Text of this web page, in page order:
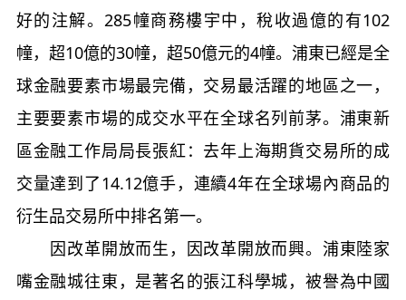
好的注解。285幢商務樓宇中，稅收過億的有102
幢，超10億的30幢，超50億元的4幢。浦東已經是全
球金融要素市場最完備，交易最活躍的地區之一，
主要要素市場的成交水平在全球名列前茅。浦東新
區金融工作局局長張紅： 去年上海期貨交易所的成
交量達到了14.12億手，連續4年在全球場內商品的
衍生品交易所中排名第一。
因改革開放而生，因改革開放而興。浦東陸家
嘴金融城往東，是著名的張江科學城，被譽為中國